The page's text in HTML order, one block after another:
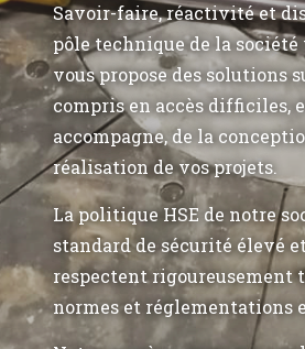
Savoir-faire, réactivité et
pôle technique de la société
vous propose des solutions
compris en accès difficiles,
accompagne, de la
réalisation de vos projets.
La politique HSE de notre
standard de sécurité élevé
respectent rigoureusement
normes et réglementations